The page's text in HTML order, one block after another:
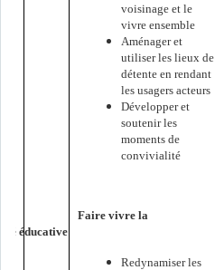
voisinage et le
vivre ensemble
Aménager et
utiliser les lieux de
détente en rendant
les usagers acteurs
Développer et
soutenir les
moments de
convivialité
Faire vivre la
éducative
Redynamiser les